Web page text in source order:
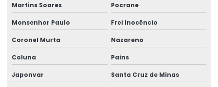
Martins Soares Pocrane
Monsenhor Paulo Frei Inocêncio
Coronel Murta Nazareno
Coluna Pains
Japonvar Santa Cruz de Minas